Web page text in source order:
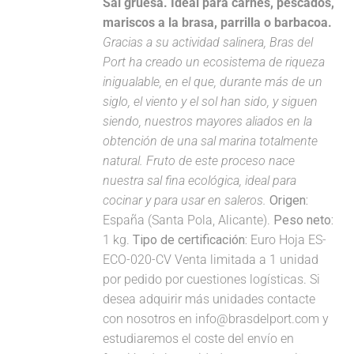
Sal gruesa. Ideal para carnes, pescados,
mariscos a la brasa, parrilla o barbacoa.
Gracias a su actividad salinera, Bras del
Port ha creado un ecosistema de riqueza
inigualable, en el que, durante más de un
siglo, el viento y el sol han sido, y siguen
siendo, nuestros mayores aliados en la
obtención de una sal marina totalmente
natural. Fruto de este proceso nace
nuestra sal fina ecológica, ideal para
cocinar y para usar en saleros. Origen:
España (Santa Pola, Alicante). Peso neto:
1 kg.Tipo de certificación: Euro Hoja ES-
ECO-020-CV Venta limitada a 1 unidad
por pedido por cuestiones logísticas. Si
desea adquirir más unidades contacte
con nosotros en info@brasdelport.com y
estudiaremos el coste del envío en